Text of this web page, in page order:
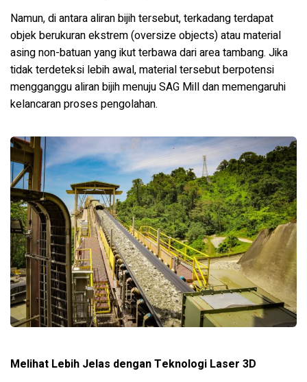
Namun, di antara aliran bijih tersebut, terkadang terdapat
objek berukuran ekstrem (oversize objects) atau material
asing non-batuan yang ikut terbawa dari area tambang. Jika
tidak terdeteksi lebih awal, material tersebut berpotensi
mengganggu aliran bijih menuju SAG Mill dan memengaruhi
kelancaran proses pengolahan.
Melihat Lebih Jelas dengan Teknologi Laser 3D